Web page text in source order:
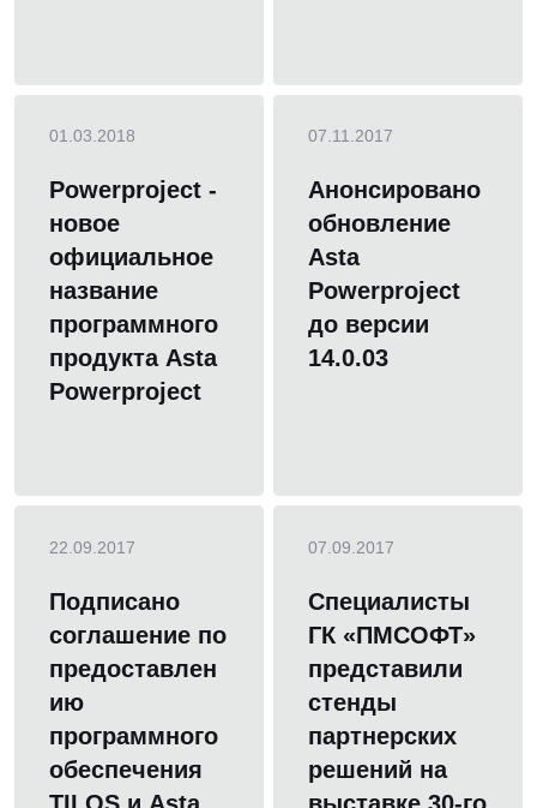
01.03.2018
Powerproject -
новое
официальное
название
программного
продукта Asta
Powerproject
07.11.2017
Анонсировано
обновление
Asta
Powerproject
до версии
14.0.03
22.09.2017
Подписано
соглашение по
предоставлен
ию
программного
обеспечения
TILOS и Asta
07.09.2017
Специалисты
ГК «ПМСОФТ»
представили
стенды
партнерских
решений на
выставке 30-го